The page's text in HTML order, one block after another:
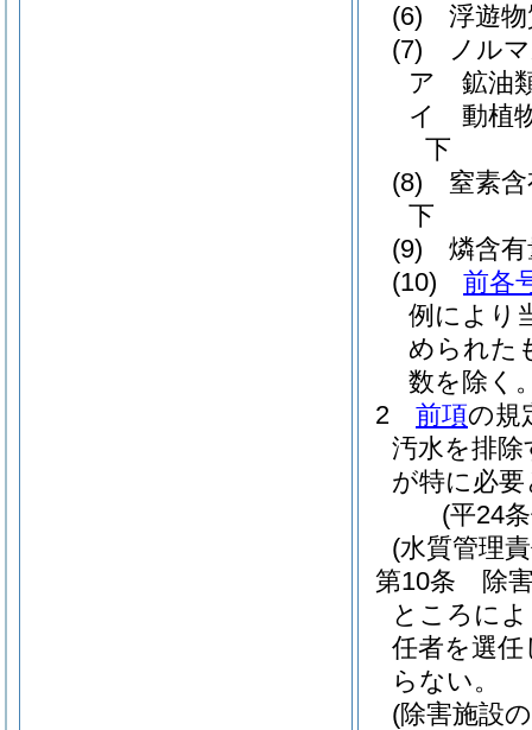
(6)
浮遊
(7)
ノル
ア
鉱油
イ
動植
下
(8)
窒素
下
(9)
燐含
(10)
前各
例により
められた
数を除く
2
前項の規
汚水を排
が特に必
(平24
(水質管理
第10条
除
ところに
任者を選
らない。
(除害施設